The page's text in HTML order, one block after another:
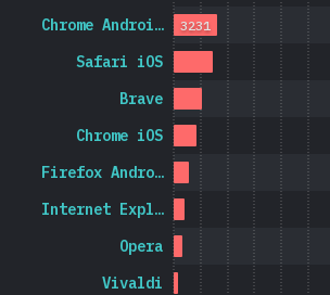
Vivaldi
Opera
Internet Expl…
Firefox Andro…
Chrome iOS
Brave
Safari iOS
Chrome Androi… 3231